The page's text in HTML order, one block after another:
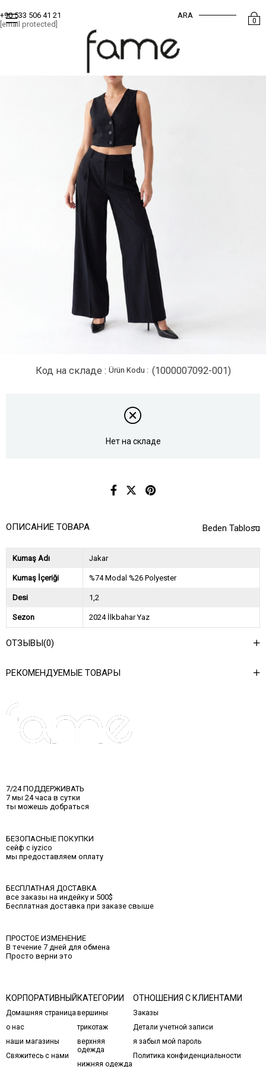
+90 533 506 41 21
[email protected]
0
ARA
Код на складе (1000007092-001)
Нет на складе
Beden Tablosu
ОПИСАНИЕ ТОВАРА
Kumaş Adı Jakar
Kumaş İçeriği %74 Modal %26 Polyester
Desi 1,2
Sezon 2024 İlkbahar Yaz
ОТЗЫВЫ(0)
РЕКОМЕНДУЕМЫЕ ТОВАРЫ
7/24 ПОДДЕРЖИВАТЬ
7 мы 24 часа в сутки
ты можешь добраться
БЕЗОПАСНЫЕ ПОКУПКИ
сейф с iyzico
мы предоставляем оплату
БЕСПЛАТНАЯ ДОСТАВКА
все заказы на индейку и 500$
Бесплатная доставка при заказе свыше
ПРОСТОЕ ИЗМЕНЕНИЕ
В течение 7 дней для обмена
Просто верни это
КОРПОРАТИВНЫЙ
Домашняя страница
о нас
наши магазины
Свяжитесь с нами
КАТЕГОРИИ
вершины
трикотаж
верхняя
одежда
нижняя одежда
ОТНОШЕНИЯ С КЛИЕНТАМИ
Заказы
Детали учетной записи
я забыл мой пароль
Политика конфиденциальности